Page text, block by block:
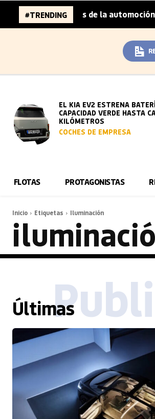
#TRENDING
96.000 millones de la automoción
EL KIA EV2 ESTRENA
CAPACIDAD VERDE HASTA
KILÓMETROS
COCHES DE EMPRESA
FLOTAS PROTAGONISTAS
Inicio Etiquetas Iluminación
Últimas